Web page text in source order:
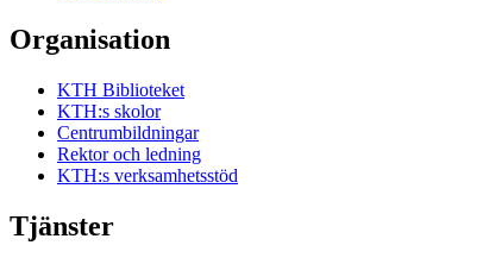
Organisation
KTH Biblioteket
KTH:s skolor
Centrumbildningar
Rektor och ledning
KTH:s verksamhetsstöd
Tjänster